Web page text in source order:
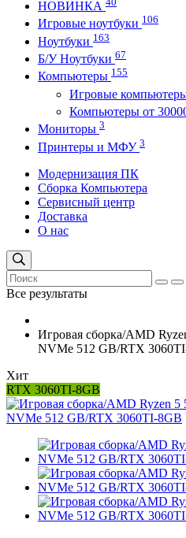
НОВИНКА
Игровые ноутбуки 106
Ноутбуки 163
Б/У Ноутбуки 67
Компьютеры 155
Игровые
Компьютеры от
Мониторы 3
Принтеры и МФУ 3
Модернизация ПК
Сборка Компьютера
Сервисный центр
Доставка
О нас
Все результаты
Игровая сборка/AMD
NVMe 512 GB/RTX
Хит
RTX 3060TI-8GB